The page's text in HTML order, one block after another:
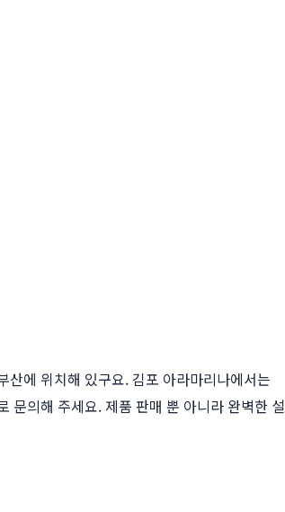
에 위치해 있구요. 김포 아라마리나에서는
문의해 주세요. 제품 판매 뿐 아니라 완벽한 설